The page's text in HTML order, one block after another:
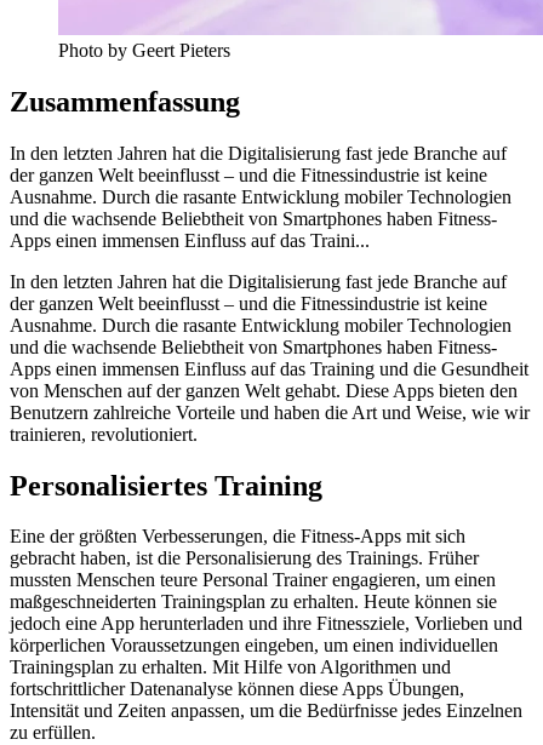
Photo by Geert Pieters
Zusammenfassung
In den letzten Jahren hat die Digitalisierung fast jede Branche auf
der ganzen Welt beeinflusst – und die Fitnessindustrie ist keine
Ausnahme. Durch die rasante Entwicklung mobiler Technologien
und die wachsende Beliebtheit von Smartphones haben Fitness-
Apps einen immensen Einfluss auf das Traini...
In den letzten Jahren hat die Digitalisierung fast jede Branche auf
der ganzen Welt beeinflusst – und die Fitnessindustrie ist keine
Ausnahme. Durch die rasante Entwicklung mobiler Technologien
und die wachsende Beliebtheit von Smartphones haben Fitness-
Apps einen immensen Einfluss auf das Training und die Gesundheit
von Menschen auf der ganzen Welt gehabt. Diese Apps bieten den
Benutzern zahlreiche Vorteile und haben die Art und Weise, wie wir
trainieren, revolutioniert.
Personalisiertes Training
Eine der größten Verbesserungen, die Fitness-Apps mit sich
gebracht haben, ist die Personalisierung des Trainings. Früher
mussten Menschen teure Personal Trainer engagieren, um einen
maßgeschneiderten Trainingsplan zu erhalten. Heute können sie
jedoch eine App herunterladen und ihre Fitnessziele, Vorlieben und
körperlichen Voraussetzungen eingeben, um einen individuellen
Trainingsplan zu erhalten. Mit Hilfe von Algorithmen und
fortschrittlicher Datenanalyse können diese Apps Übungen,
Intensität und Zeiten anpassen, um die Bedürfnisse jedes Einzelnen
zu erfüllen.